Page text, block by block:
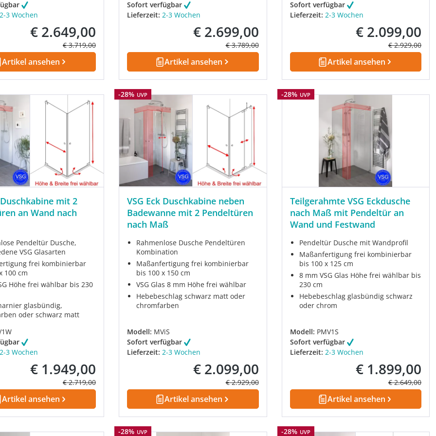
2-3 Wochen
Verkaufspreis:
€ 2.649,00
Regulärer Preis:
€ 3.719,00
Artikel ansehen
Sofort verfügbar
Lieferzeit: 2-3 Wochen
Verkaufspreis:
€ 2.699,00
Regulärer Preis:
€ 3.789,00
Artikel ansehen
Sofort verfügbar
Lieferzeit: 2-3 Wochen
Verkaufspreis:
€ 2.099,00
Regulärer
€ 2.929,00
Artikel ansehen
Duschkabine mit 2
an Wand nach
Pendeltür Dusche,
VSG Glasarten
frei kombinierbar
100 cm
Höhe frei wählbar bis 230
glasbündig,
oder schwarz matt
2-3 Wochen
Verkaufspreis:
€ 1.949,00
Regulärer Preis:
€ 2.719,00
Artikel ansehen
Rabatt
-28% UVP
VSG Eck Duschkabine neben
Badewanne mit 2 Pendeltüren
nach Maß
Rahmenlose Dusche Pendeltüren
Kombination
Maßanfertigung frei kombinierbar
bis 100 x 150 cm
VSG Glas 8 mm Höhe frei wählbar
Hebebeschlag schwarz matt oder
chromfarben
Modell: MViS
Sofort verfügbar
Lieferzeit: 2-3 Wochen
Verkaufspreis:
€ 2.099,00
Regulärer Preis:
€ 2.929,00
Artikel ansehen
Rabatt
-28% UVP
Teilgerahmte VSG Eckdusche
nach Maß mit Pendeltür an
Wand und Festwand
Pendeltür Dusche mit Wandprofil
Maßanfertigung frei kombinierbar
bis 100 x 125 cm
8 mm VSG Glas Höhe frei wählbar bis
230 cm
Hebebeschlag glasbündig schwarz
oder chrom
Modell: PMV1S
Sofort verfügbar
Lieferzeit: 2-3 Wochen
Verkaufspreis:
€ 1.899,00
Regulärer
€ 2.649,00
Artikel ansehen
Rabatt
-28% UVP Rabatt
-28% UVP